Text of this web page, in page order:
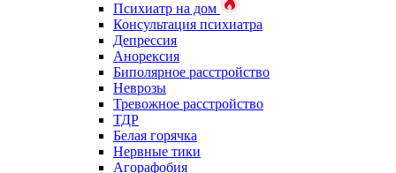
Психиатр на дом
Консультация психиатра
Депрессия
Анорексия
Биполярное расстройство
Неврозы
Тревожное расстройство
ТДР
Белая горячка
Нервные тики
Агорафобия